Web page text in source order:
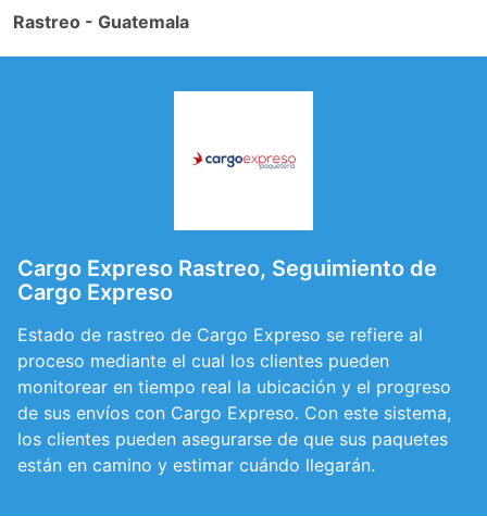
Rastreo - Guatemala
Cargo Expreso Rastreo, Seguimiento de
Cargo Expreso
Estado de rastreo de Cargo Expreso se refiere al
proceso mediante el cual los clientes pueden
monitorear en tiempo real la ubicación y el progreso
de sus envíos con Cargo Expreso. Con este sistema,
los clientes pueden asegurarse de que sus paquetes
están en camino y estimar cuándo llegarán.